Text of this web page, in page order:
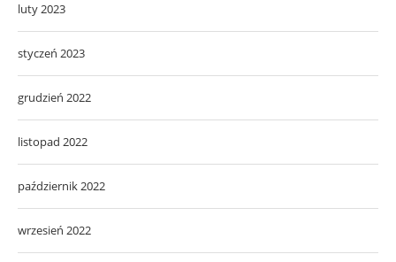
luty 2023
styczeń 2023
grudzień 2022
listopad 2022
październik 2022
wrzesień 2022